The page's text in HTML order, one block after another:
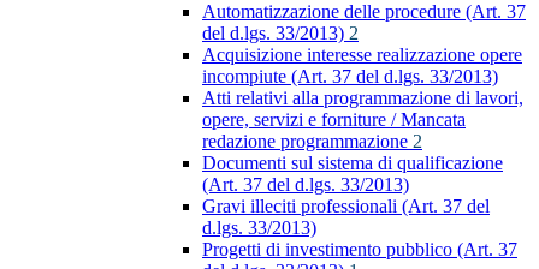
Automatizzazione delle procedure (Art. 37
del d.lgs. 33/2013) 2
Acquisizione interesse realizzazione opere
incompiute (Art. 37 del d.lgs. 33/2013)
Atti relativi alla programmazione di lavori,
opere, servizi e forniture / Mancata
redazione programmazione 2
Documenti sul sistema di qualificazione
(Art. 37 del d.lgs. 33/2013)
Gravi illeciti professionali (Art. 37 del
d.lgs. 33/2013)
Progetti di investimento pubblico (Art. 37